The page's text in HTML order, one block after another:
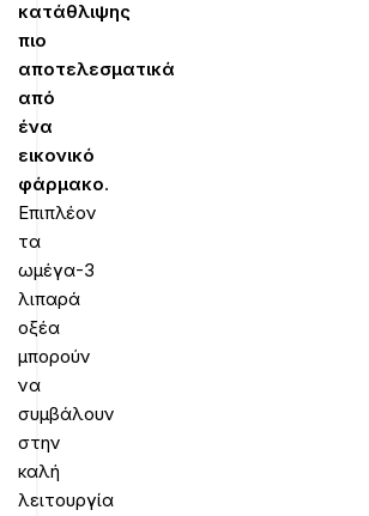
κατάθλιψης
πιο
αποτελεσματικά
από
ένα
εικονικό
φάρμακο.
Επιπλέον
τα
ωμέγα-3
λιπαρά
οξέα
μπορούν
να
συμβάλουν
στην
καλή
λειτουργία